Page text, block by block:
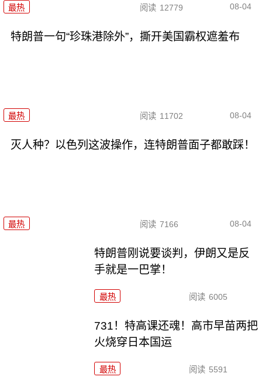
最热 阅读 12779 08-04
特朗普一句“珍珠港除外”，撕开美国霸权遮羞布
最热 阅读 11702 08-04
灭人种？以色列这波操作，连特朗普面子都敢踩！
最热 阅读 7166 08-04
特朗普刚说要谈判，伊朗又是反
手就是一巴掌！
最热 阅读 6005
731！特高课还魂！高市早苗两把
火烧穿日本国运
最热 阅读 5591